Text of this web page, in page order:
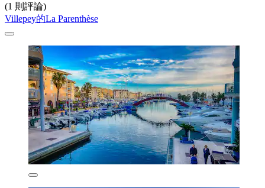
(1 則評論)
Villepey的La Parenthèse